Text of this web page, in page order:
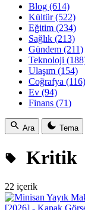
Blog (614)
Kültür(522)
Eğitim (234)
Sağlık (213)
Gündem (211)
Teknoloji
Ulaşım (154)
Coğrafya (116)
Ev (94)
Finans (71)
Ara Tema
Kritik
22 içerik